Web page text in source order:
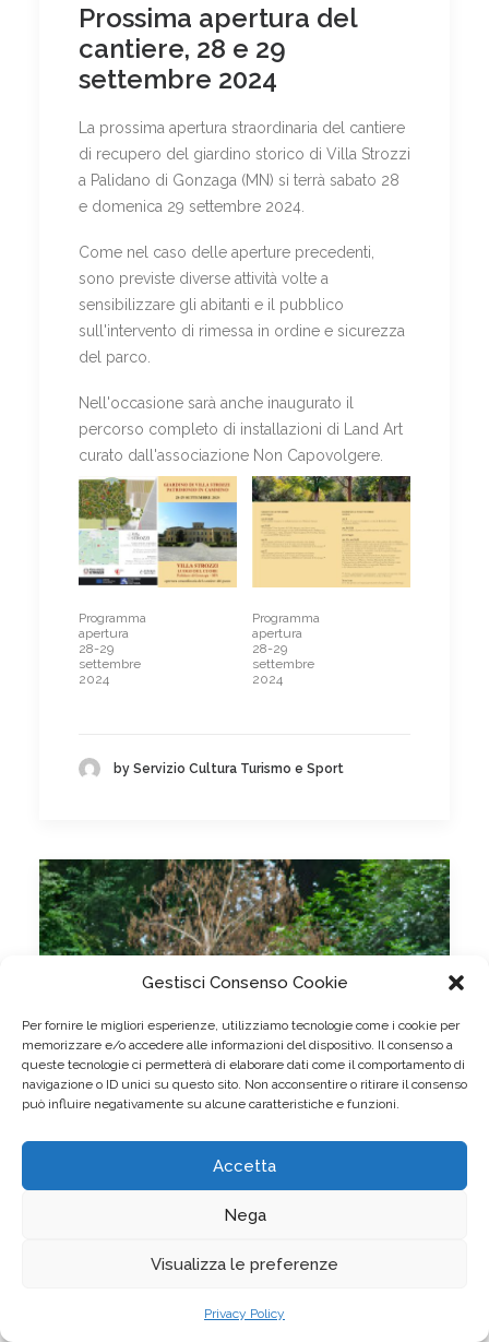
Gestisci Consenso Cookie
Per fornire le migliori esperienze, utilizziamo tecnologie come i cookie per
memorizzare e/o accedere alle informazioni del dispositivo. Il consenso a
queste tecnologie ci permetterà di elaborare dati come il comportamento di
navigazione o ID unici su questo sito. Non acconsentire o ritirare il consenso
può influire negativamente su alcune caratteristiche e funzioni.
Accetta
Nega
Visualizza le preferenze
Privacy Policy
Prossima apertura del
cantiere, 28 e 29
settembre 2024
La prossima apertura straordinaria del cantiere
di recupero del giardino storico di Villa Strozzi
a Palidano di Gonzaga (MN) si terrà sabato 28
e domenica 29 settembre 2024.
Come nel caso delle aperture precedenti,
sono previste diverse attività volte a
sensibilizzare gli abitanti e il pubblico
sull'intervento di rimessa in ordine e sicurezza
del parco.
Nell'occasione sarà anche inaugurato il
percorso completo di installazioni di Land Art
curato dall'associazione Non Capovolgere.
Programma
apertura
28-29
settembre
2024
Programma
apertura
28-29
settembre
2024
by Servizio Cultura Turismo e Sport